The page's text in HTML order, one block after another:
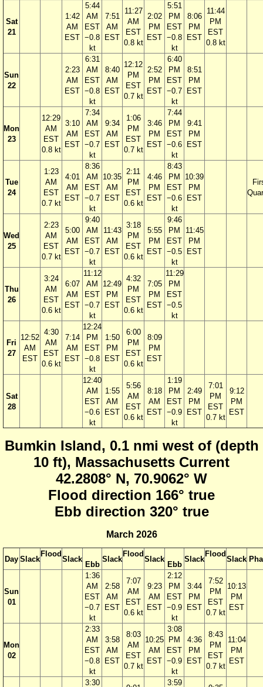
Sat
21
1:42
AM
EST
5:44
AM
EST
−0.8
kt
7:51
AM
EST
11:27
AM
EST
0.8 kt
2:02
PM
EST
5:51
PM
EST
−0.8
kt
8:06
PM
EST
11:44
PM
EST
0.8 kt
Sun
22
2:23
AM
EST
6:31
AM
EST
−0.8
kt
8:40
AM
EST
12:12
PM
EST
0.7 kt
2:52
PM
EST
6:40
PM
EST
−0.7
kt
8:51
PM
EST
Mon
23
12:29
AM
EST
0.8 kt
3:10
AM
EST
7:34
AM
EST
−0.7
kt
9:34
AM
EST
1:06
PM
EST
0.7 kt
3:46
PM
EST
7:44
PM
EST
−0.6
kt
9:41
PM
EST
Tue
24
1:23
AM
EST
0.7 kt
4:01
AM
EST
8:36
AM
EST
−0.7
kt
10:35
AM
EST
2:11
PM
EST
0.6 kt
4:46
PM
EST
8:43
PM
EST
−0.6
kt
10:39
PM
EST
Wed
25
2:23
AM
EST
0.7 kt
5:00
AM
EST
9:40
AM
EST
−0.7
kt
11:43
AM
EST
3:18
PM
EST
0.6 kt
5:55
PM
EST
9:46
PM
EST
−0.5
kt
11:45
PM
EST
Thu
26
3:24
AM
EST
0.6 kt
6:07
AM
EST
11:12
AM
EST
−0.7
kt
12:49
PM
EST
4:32
PM
EST
0.6 kt
7:05
PM
EST
11:29
PM
EST
−0.5
kt
Fri
27
12:52
AM
EST
4:30
AM
EST
0.6 kt
7:14
AM
EST
12:24
PM
EST
−0.8
kt
1:50
PM
EST
6:00
PM
EST
0.6 kt
8:09
PM
EST
Sat
28
12:40
AM
EST
−0.6
kt
1:55
AM
EST
5:56
AM
EST
0.6 kt
8:18
AM
EST
1:19
PM
EST
−0.9
kt
2:49
PM
EST
7:01
PM
EST
0.7 kt
9:12
PM
EST
Bumkin Island, 0.1 nmi west of (depth
10 ft), Massachusetts Current
42.2808° N, 70.9062° W
Flood direction 166° true
Ebb direction 320° true
March 2026
Day Slack
Flood
Slack
Ebb
Slack
Flood
Slack
Ebb
Slack
Flood
Slack
Sun
01
1:36
AM
EST
−0.7
kt
2:58
AM
EST
7:07
AM
EST
0.6 kt
9:23
AM
EST
2:12
PM
EST
−0.9
kt
3:44
PM
EST
7:52
PM
EST
0.7 kt
10:13
PM
EST
Mon
02
2:33
AM
EST
−0.8
kt
3:58
AM
EST
8:03
AM
EST
0.7 kt
10:25
AM
EST
3:08
PM
EST
−0.9
kt
4:36
PM
EST
8:43
PM
EST
0.7 kt
11:04
PM
EST
3:30
3:59